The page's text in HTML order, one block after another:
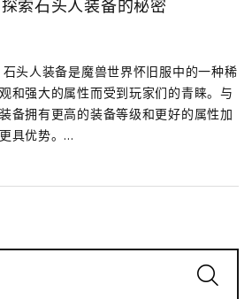
索石头人装备的秘密
头人装备是魔兽世界怀旧服中的一种稀
和强大的属性而受到玩家们的青睐。与
备拥有更高的装备等级和更好的属性加
具优势。...